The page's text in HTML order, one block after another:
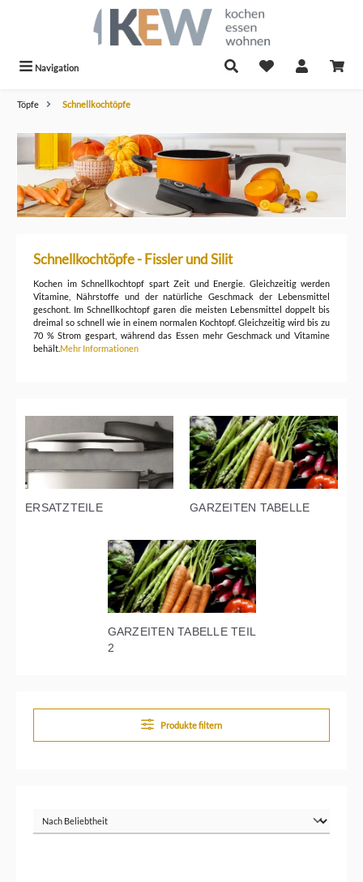
Navigation
Töpfe Schnellkochtöpfe
Schnellkochtöpfe - Fissler und Silit
Kochen im Schnellkochtopf spart Zeit und Energie. Gleichzeitig werden
Vitamine, Nährstoffe und der natürliche Geschmack der Lebensmittel
geschont. Im Schnellkochtopf garen die meisten Lebensmittel doppelt bis
dreimal so schnell wie in einem normalen Kochtopf. Gleichzeitig wird bis zu
70 % Strom gespart, während das Essen mehr Geschmack und Vitamine
behält. Mehr Informationen
ERSATZTEILE GARZEITEN TABELLE
GARZEITEN TABELLE TEIL
2
Produkte filtern